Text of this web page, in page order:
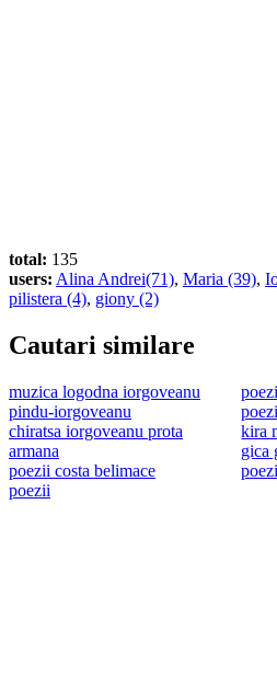
total: 135
users: Alina Andrei(71), Maria (39),
pilistera (4), giony (2)
Cautari similare
muzica logodna iorgoveanu
pindu-iorgoveanu
chiratsa iorgoveanu prota
armana
kira
gica
poezii costa belimace
poezii